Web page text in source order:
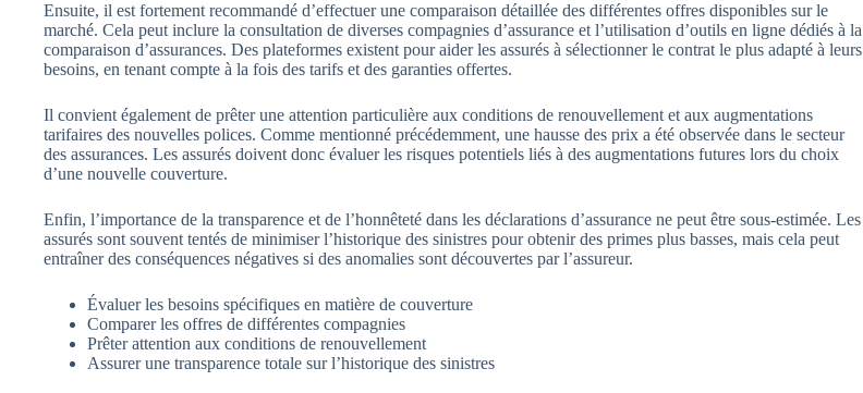
Ensuite, il est fortement recommandé d’effectuer une comparaison détaillée des différentes offres disponibles sur le
marché. Cela peut inclure la consultation de diverses compagnies d’assurance et l’utilisation d’outils en ligne dédiés à la
comparaison d’assurances. Des plateformes existent pour aider les assurés à sélectionner le contrat le plus adapté à leurs
besoins, en tenant compte à la fois des tarifs et des garanties offertes.
Il convient également de prêter une attention particulière aux conditions de renouvellement et aux augmentations
tarifaires des nouvelles polices. Comme mentionné précédemment, une hausse des prix a été observée dans le secteur
des assurances. Les assurés doivent donc évaluer les risques potentiels liés à des augmentations futures lors du choix
d’une nouvelle couverture.
Enfin, l’importance de la transparence et de l’honnêteté dans les déclarations d’assurance ne peut être sous-estimée. Les
assurés sont souvent tentés de minimiser l’historique des sinistres pour obtenir des primes plus basses, mais cela peut
entraîner des conséquences négatives si des anomalies sont découvertes par l’assureur.
Évaluer les besoins spécifiques en matière de couverture
Comparer les offres de différentes compagnies
Prêter attention aux conditions de renouvellement
Assurer une transparence totale sur l’historique des sinistres